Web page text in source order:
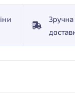
Зручна